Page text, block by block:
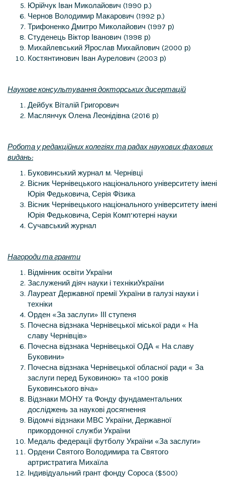
Юрійчук Іван Миколайович (1990 р.)
Чернов Володимир Макарович (1992 р.)
Трифоненко Дмитро Миколайович (1997 р)
Студенець Віктор Іванович (1998 р)
Михайлевський Ярослав Михайлович (2000 р)
Костянтинович Іван Аурелович (2003 р)
Наукове консультування докторських дисертацій
Дейбук Віталій Григорович
Маслянчук Олена Леонідівна (2016 р)
Робота у редакційних колегіях та радах наукових фахових
видань:
Буковинський журнал м. Чернівці
Вісник Чернівецького національного університету імені
Юрія Федьковича, Серія Фізика
Вісник Чернівецького національного університету імені
Юрія Федьковича, Серія Комп’ютерні науки
Сучавський журнал
Нагороди та гранти
Відмінник освіти України
Заслужений діяч науки і технікиУкраїни
Лауреат Державної премії України в галузі науки і
техніки
Орден «За заслуги» ІІІ ступеня
Почесна відзнака Чернівецької міської ради « На
славу Чернівців»
Почесна відзнака Чернівецької ОДА « На славу
Буковини»
Почесна відзнака Чернівецької обласної ради « За
заслуги перед Буковиною» та «100 років
Буковинського віча»
Відзнаки МОНУ та Фонду фундаментальних
досліджень за наукові досягнення
Відомчі відзнаки МВС України, Державної
прикордонної служби України
Медаль федерації футболу України «За заслуги»
Ордени Святого Володимира та Святого
артристратига Михаїла
Індивідуальний грант фонду Сороса ($500)